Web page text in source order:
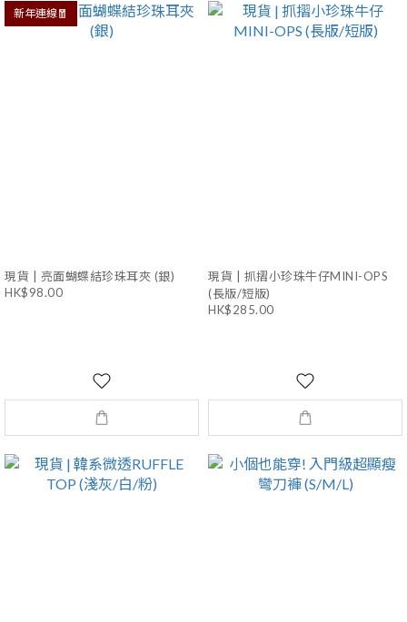
新年連線🧧
現貨 | 亮面蝴蝶結珍珠耳夾 (銀)
HK$98.00
現貨 | 抓摺小珍珠牛仔MINI-OPS
(長版/短版)
HK$285.00